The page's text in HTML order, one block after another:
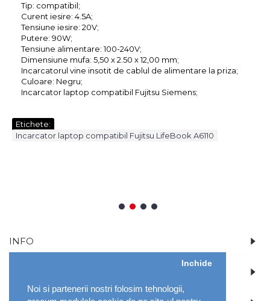
Noi si partenerii nostri folosim tehnologii,
Inchide
Tip: compatibil;
Curent iesire: 4.5A;
Tensiune iesire: 20V;
Putere: 90W;
Tensiune alimentare: 100-240V;
Dimensiune mufa: 5,50 x 2.50 x 12,00 mm;
Incarcatorul vine insotit de cablul de alimentare la priza;
Culoare: Negru;
Incarcator laptop compatibil Fujitsu Siemens;
Etichete:
Incarcator laptop compatibil Fujitsu LifeBook A6110
1
2 3 4
INFO